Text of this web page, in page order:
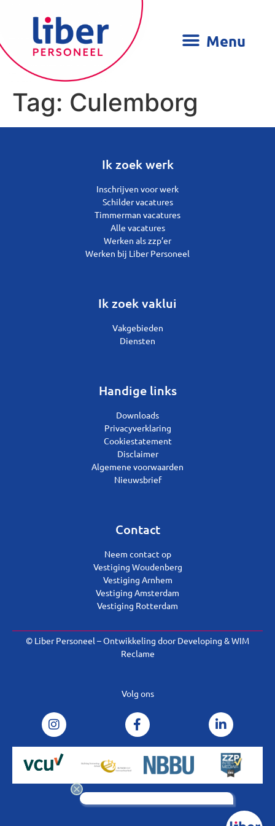
Tag: Culemborg
Ik zoek werk
Inschrijven voor werk
Schilder vacatures
Timmerman vacatures
Alle vacatures
Werken als zzp’er
Werken bij Liber Personeel
Ik zoek vaklui
Vakgebieden
Diensten
Handige links
Downloads
Privacyverklaring
Cookiestatement
Disclaimer
Algemene voorwaarden
Nieuwsbrief
Contact
Neem contact op
Vestiging Woudenberg
Vestiging Arnhem
Vestiging Amsterdam
Vestiging Rotterdam
© Liber Personeel – Ontwikkeling doorDeveloping &WIM
Reclame
Volg ons